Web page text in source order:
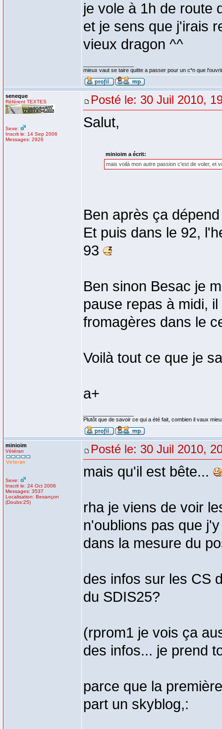
je vole à 1h de route
et je sens que j'irais
vieux dragon ^^
mieux vaut se taire quitte a passer pour un c*n que
seneque
Référent TEXTES
Sexe:
Inscrit le: 14 Sep 2006
Messages: 2926
Posté le: 30 Juil 2010,
Salut,
minioim a écrit:
mais voilà mon autre passion c'est de voler, et
Ben après ça
Et puis dans le 92,
93
Ben sinon Besac je
pause repas à midi,
fromagères dans le
Voilà tout ce que je
a+
Plutôt que de savoir ce qui a été fait, combien il vaux
minioim
Vétéran
Sexe:
Inscrit le: 24 Oct 2006
Messages: 3537
Localisation: Besançon
(Doubs:25)
Posté le: 30 Juil 2010,
mais qu'il est bête...
rha je viens de voir
n'oublions pas que
dans la mesure du
des infos sur les CS
du SDIS25?
(rprom1 je vois ça
des infos... je prend
parce que la
part un skyblog,: